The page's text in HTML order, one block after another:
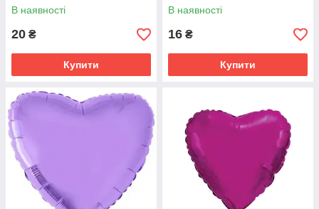
В наявності
20 ₴
Купити
В наявності
16 ₴
Купити